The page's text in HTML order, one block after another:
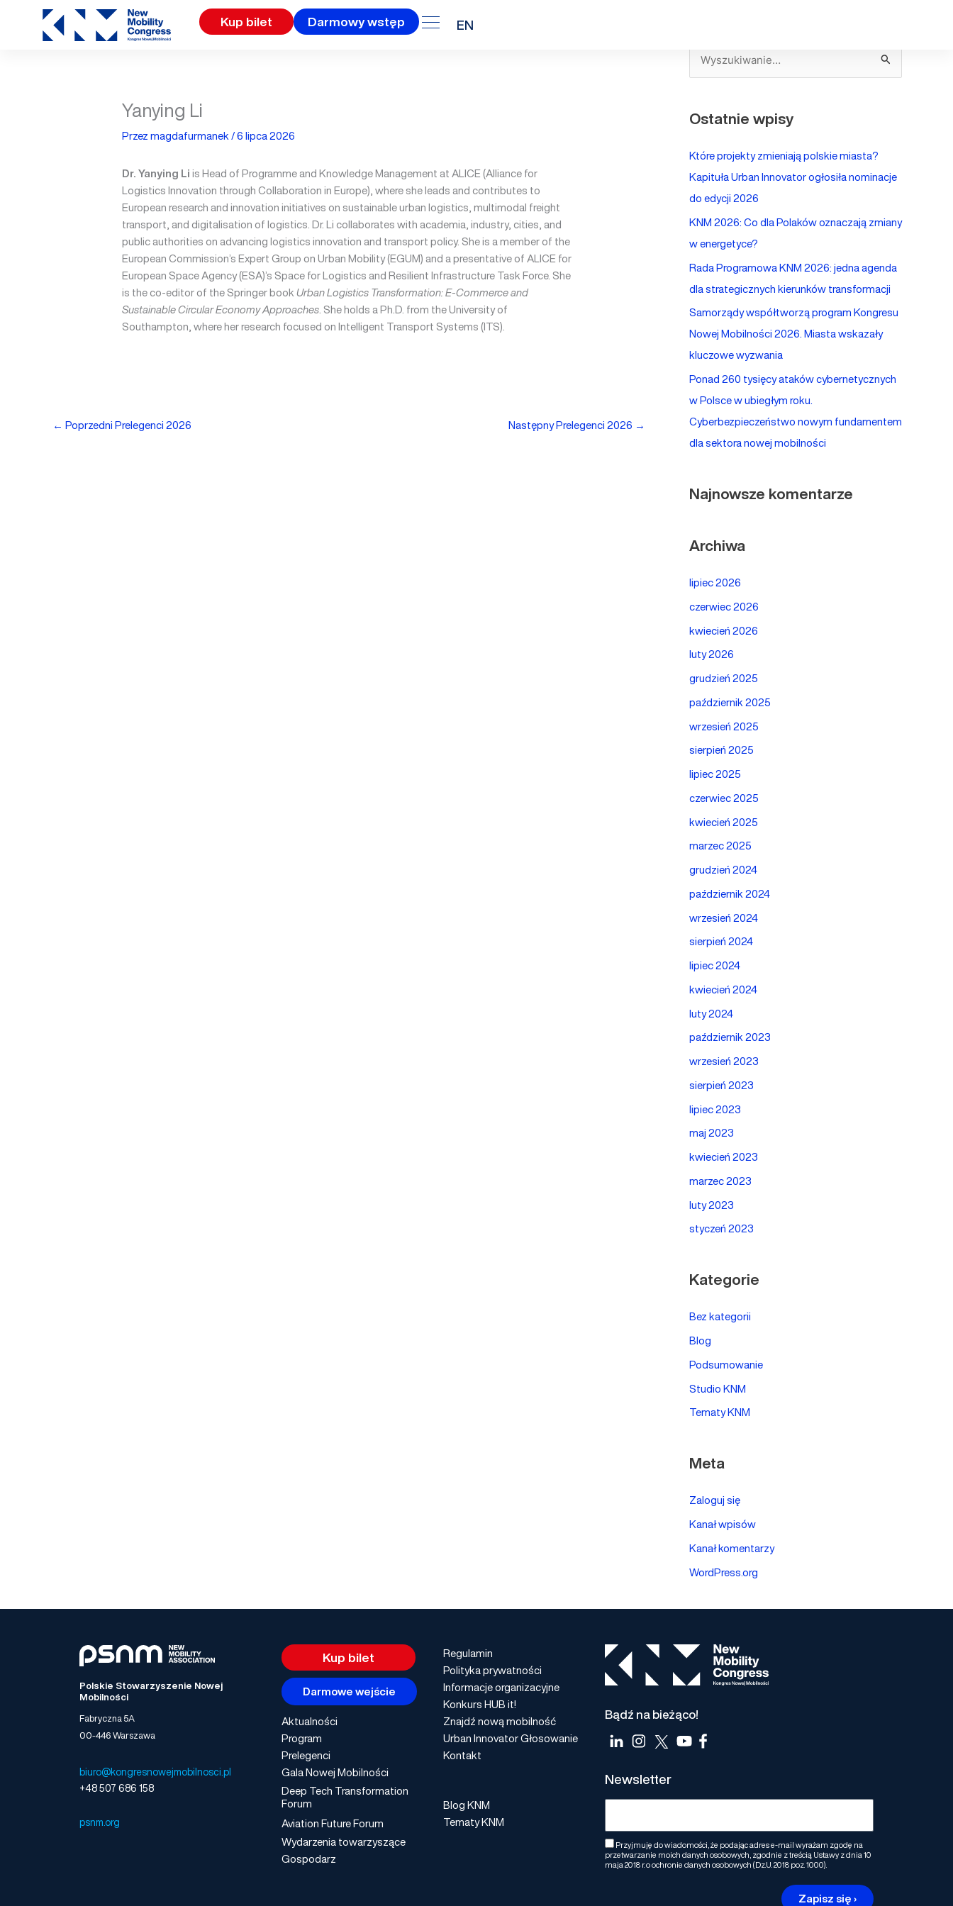
Kup bilet Darmowy wstęp EN
Yanying Li
Przezmagdafurmanek/6 lipca 2026
Dr. Yanying Liis Head of Programme and Knowledge Management at ALICE (Alliance for
Logistics Innovation through Collaboration in Europe), where she leads and contributes to
European research and innovation initiatives on sustainable urban logistics, multimodal freight
transport, and digitalisation of logistics. Dr. Li collaborates with academia, industry, cities, and
public authorities on advancing logistics innovation and transport policy. She is a member of the
European Commission’s Expert Group on Urban Mobility (EGUM) and a presentative of ALICE for
European Space Agency (ESA)’s Space for Logistics and Resilient Infrastructure Task Force. She
is the co-editor of the Springer bookUrban Logistics Transformation: E-Commerce and
Sustainable Circular Economy Approaches. She holds a Ph.D. from the University of
Southampton, where her research focused on Intelligent Transport Systems (ITS).
← Poprzedni Prelegenci 2026 Następny Prelegenci 2026 →
z
k
Ostatnie wpisy
Które projekty zmieniają polskie miasta?
Kapituła Urban Innovator ogłosiła nominacje
do edycji 2026
KNM 2026: Co dla Polaków oznaczają zmiany
w energetyce?
Rada Programowa KNM 2026: jedna agenda
dla strategicznych kierunków transformacji
Samorządy współtworzą program Kongresu
Nowej Mobilności 2026. Miasta wskazały
kluczowe wyzwania
Ponad 260 tysięcy ataków cybernetycznych
w Polsce w ubiegłym roku.
Cyberbezpieczeństwo nowym fundamentem
dla sektora nowej mobilności
Najnowsze komentarze
Archiwa
lipiec 2026
czerwiec 2026
kwiecień 2026
luty 2026
grudzień 2025
październik 2025
wrzesień 2025
sierpień 2025
lipiec 2025
czerwiec 2025
kwiecień 2025
marzec 2025
grudzień 2024
październik 2024
wrzesień 2024
sierpień 2024
lipiec 2024
kwiecień 2024
luty 2024
październik 2023
wrzesień 2023
sierpień 2023
lipiec 2023
maj 2023
kwiecień 2023
marzec 2023
luty 2023
styczeń 2023
Kategorie
Bez kategorii
Blog
Podsumowanie
Studio KNM
Tematy KNM
Meta
Zaloguj się
Kanał wpisów
Kanał komentarzy
WordPress.org
Polskie Stowarzyszenie Nowej
Mobilności
Fabryczna 5A
00-446 Warszawa
biuro@kongresnowejmobilnosci.pl
+48 507 686 158
psnm.org
Kup bilet
Darmowe wejście
Aktualności
Program
Prelegenci
Gala Nowej Mobilności
Deep Tech Transformation
Forum
Aviation Future Forum
Wydarzenia towarzyszące
Gospodarz
Regulamin
Polityka prywatności
Informacje organizacyjne
Konkurs HUB it!
Znajdź nową mobilność
Urban Innovator Głosowanie
Kontakt
Blog KNM
Tematy KNM
Bądź na bieżąco!
Newsletter
Przyjmuję do wiadomości, że podając adres e-mail wyrażam zgodę na
przetwarzanie moich danych osobowych, zgodnie z treścią Ustawy z dnia 10
maja 2018 r. o ochronie danych osobowych (Dz.U. 2018 poz. 1000).
Zapisz się ›